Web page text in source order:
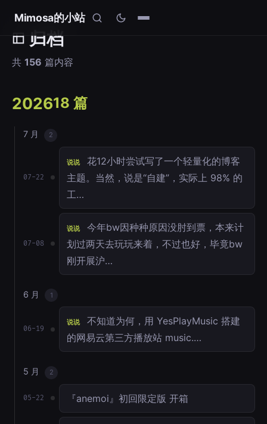
Mimosa的小站
归档
共 156 篇内容
202618 篇
7 月 2
07-22
说说
花12小时尝试写了一个轻量化的博客
主题。当然，说是“自建”，实际上 98% 的
工…
07-08
说说
今年bw因种种原因没肘到票，本来计
划过两天去玩玩来着，不过也好，毕竟bw
刚开展沪…
6 月 1
06-19
说说
不知道为何，用 YesPlayMusic 搭建
的网易云第三方播放站 music.…
5 月 2
05-22 『anemoi』初回限定版 开箱